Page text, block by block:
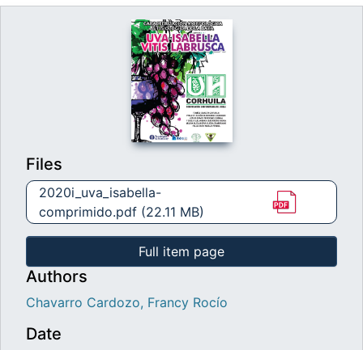
Files
2020i_uva_isabella-
comprimido.pdf (22.11 MB)
Full item page
Authors
Chavarro Cardozo, Francy Rocío
Date